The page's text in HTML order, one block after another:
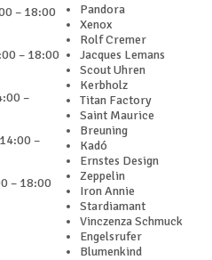
– 18:00
– 18:00
–
–
– 18:00
Pandora
Xenox
Rolf Cremer
Jacques Lemans
Scout Uhren
Kerbholz
Titan Factory
Saint Maurice
Breuning
Kadó
Ernstes Design
Zeppelin
Iron Annie
Stardiamant
Vinczenza Schmuck
Engelsrufer
Blumenkind